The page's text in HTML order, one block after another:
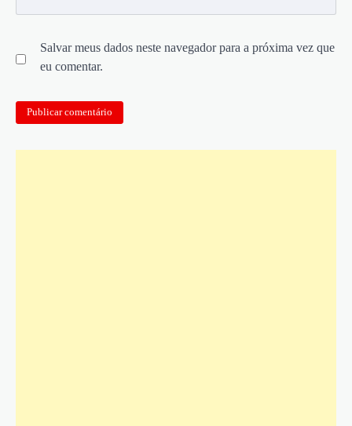
Salvar meus dados neste navegador para a próxima vez que
eu comentar.